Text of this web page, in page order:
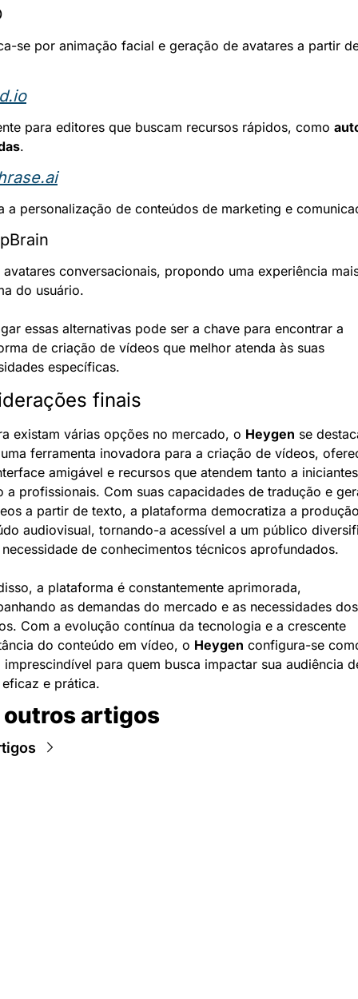
se por animação facial e geração de avatares a partir
para editores que buscam recursos rápidos, como
.
a personalização de conteúdos de marketing e
avatares conversacionais, propondo uma experiência
do usuário.
essas alternativas pode ser a chave para encontrar a
de criação de vídeos que melhor atenda às suas
específicas.
finais
existam várias opções no mercado, o Heygen se
ferramenta inovadora para a criação de vídeos,
amigável e recursos que atendem tanto a iniciantes
a profissionais. Com suas capacidades de tradução e
a partir de texto, a plataforma democratiza a
audiovisual, tornando-a acessível a um público
de conhecimentos técnicos aprofundados.
a plataforma é constantemente aprimorada,
as demandas do mercado e as necessidades dos
Com a evolução contínua da tecnologia e a crescente
do conteúdo em vídeo, o Heygen configura-se
imprescindível para quem busca impactar sua audiência
e prática.
outros artigos